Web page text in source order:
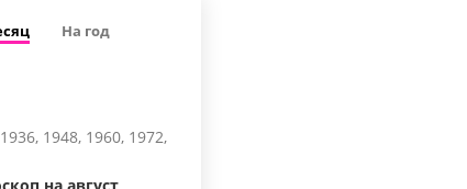
На год
1948, 1960, 1972,